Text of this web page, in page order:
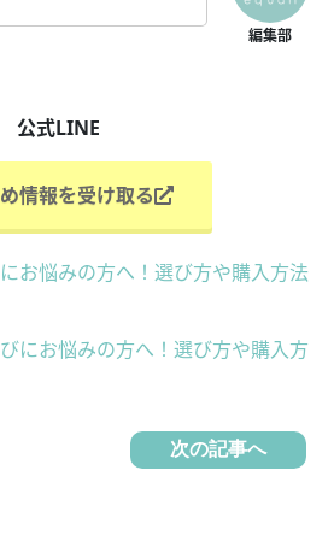
公式LINE
情報を受け取る
お悩みの方へ！選び方や購入方法
にお悩みの方へ！選び方や購入方
次の記事へ